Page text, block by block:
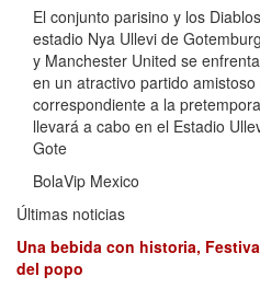
El conjunto parisino y los
estadio Nya Ullevi de
y Manchester United se
en un atractivo partido
correspondiente a la
llevará a cabo en el Estadio
Gote
BolaVip Mexico
Últimas noticias
Una bebida con historia,
del popo